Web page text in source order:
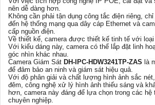
nên dễ dàng hơn.
Không cần phải tận dụng công tắc điện riêng,
đến hệ thống mạng qua dây cáp Ethernet và
cấp nguồn điện.
Về thiết kế, camera được thiết kế tinh tế với loại
Với kiểu dáng này, camera có thể lắp đặt linh
góc nhìn khác nhau.
Camera Giám Sát DH-IPC-HDW3241TP-ZAS là
để đảm bảo an ninh và giám sát hiệu quả.
Với độ phân giải và chất lượng hình ảnh sắc
đêm, công nghệ xử lý hình ảnh thiếu sáng và
hơn, camera này đáng để lựa chọn trong các hệ
chuyên nghiệp.